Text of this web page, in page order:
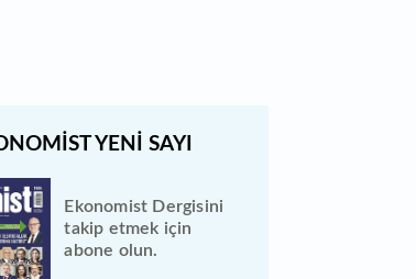
Ekonomist Dergisini
takip etmek için
abone olun.